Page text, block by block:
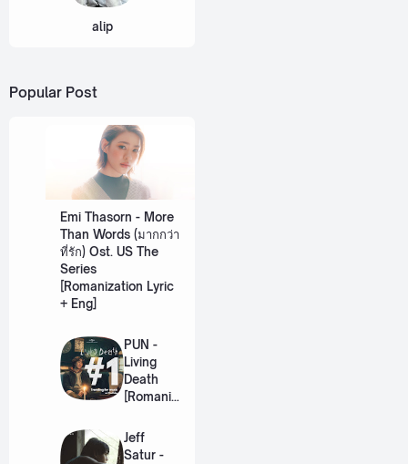
alip
Popular Post
Emi Thasorn - More
Than Words (มากกว่า
ที่รัก) Ost. US The
Series
[Romanization Lyric
+ Eng]
PUN -
Living
Death
[Romaniz
Lyric +
Eng]
Jeff
Satur -